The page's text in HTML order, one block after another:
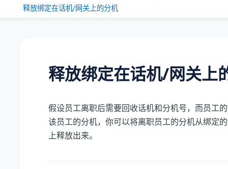
释放绑定在话机/网关上的分机
释放绑定在话机/网关上
假设员工离职后需要回收话机和分机号，而员工
该员工的分机，你可以将离职员工的分机从绑定
上释放出来。